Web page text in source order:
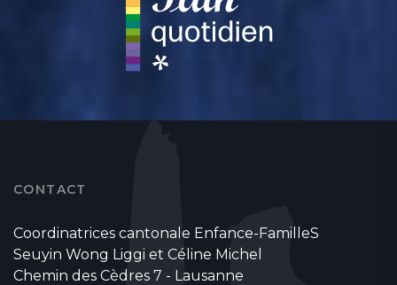
CONTACT
Coordinatrices cantonale Enfance-FamilleS
Seuyin Wong Liggi et Céline Michel
Chemin des Cèdres 7 - Lausanne